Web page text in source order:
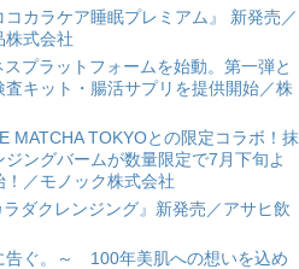
カラケア睡眠プレミアム』 新発売／
株式会社
プラットフォームを始動。第一弾と
査キット・腸活サプリを提供開始／株
MATCHA TOKYOとの限定コラボ！抹
ングバームが数量限定で7月下旬よ
！／モノック株式会社
ラダクレンジング』新発売／アサヒ飲
告ぐ。～ 100年美肌への想いを込め